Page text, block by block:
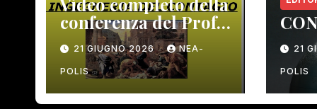
conferenza del Prof.
Macrì del 12 giugno
scorso
21 GIUGNO 2026 NEA-
POLIS
21
POLIS